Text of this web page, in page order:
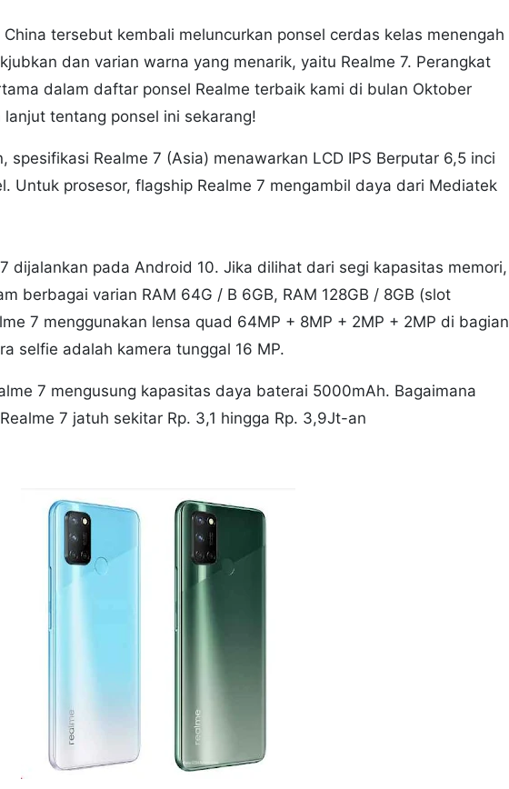
tersebut kembali meluncurkan ponsel cerdas kelas menengah
dan varian warna yang menarik, yaitu Realme 7. Perangkat
dalam daftar ponsel Realme terbaik kami di bulan Oktober
tentang ponsel ini sekarang!
spesifikasi Realme 7 (Asia) menawarkan LCD IPS Berputar 6,5 inci
Untuk prosesor, flagship Realme 7 mengambil daya dari Mediatek
dijalankan pada Android 10. Jika dilihat dari segi kapasitas memori,
berbagai varian RAM 64G / B 6GB, RAM 128GB / 8GB (slot
7 menggunakan lensa quad 64MP + 8MP + 2MP + 2MP di bagian
selfie adalah kamera tunggal 16 MP.
7 mengusung kapasitas daya baterai 5000mAh. Bagaimana
7 jatuh sekitar Rp. 3,1 hingga Rp. 3,9Jt-an